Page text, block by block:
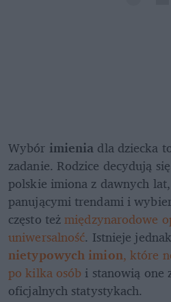
Wybór imienia dla dziecka
zadanie. Rodzice decydują
polskie imiona z dawnych
panującymi trendami i
często też międzynarodowe
uniwersalność. Istnieje
nietypowych imion, które
po kilka osób i stanowią one
oficjalnych statystykach.